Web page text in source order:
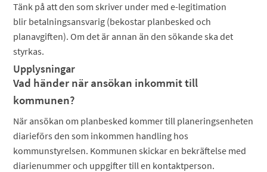
Tänk på att den som skriver under med e-legitimation
blir betalningsansvarig (bekostar planbesked och
planavgiften). Om det är annan än den sökande ska det
styrkas.
Upplysningar
Vad händer när ansökan inkommit till
kommunen?
När ansökan om planbesked kommer till planeringsenheten
diarieförs den som inkommen handling hos
kommunstyrelsen. Kommunen skickar en bekräftelse med
diarienummer och uppgifter till en kontaktperson.